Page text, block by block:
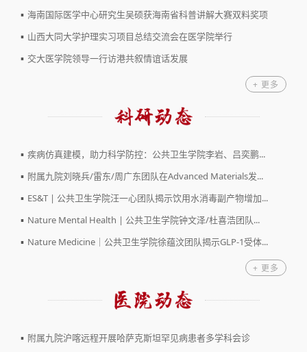
▪ 海南国际医学中心研究生吴硕获海南省科普讲解大赛双料奖项
▪ 山西大同大学护理实习项目总结交流会在医学院举行
▪ 交大医学院领导一行访港共叙情谊话发展
+ 更多
▪ 疾病仿真建模，助力科学防控：公共卫生学院李岩、吕奕鹏...
▪ 附属九院刘晓兵/雷东/周广东团队在Advanced Materials发...
▪ ES&T | 公共卫生学院汪一心团队揭示饮用水消毒副产物增加...
▪ Nature Mental Health | 公共卫生学院钟文泽/杜喜浩团队...
▪ Nature Medicine｜公共卫生学院徐蕴汶团队揭示GLP-1受体...
+ 更多
▪ 附属九院沪喀远程开展哈萨克斯坦罕见病患者多学科会诊